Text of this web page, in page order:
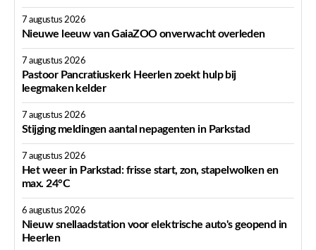
7 augustus 2026
Nieuwe leeuw van GaiaZOO onverwacht overleden
7 augustus 2026
Pastoor Pancratiuskerk Heerlen zoekt hulp bij
leegmaken kelder
7 augustus 2026
Stijging meldingen aantal nepagenten in Parkstad
7 augustus 2026
Het weer in Parkstad: frisse start, zon, stapelwolken en
max. 24°C
6 augustus 2026
Nieuw snellaadstation voor elektrische auto's geopend in
Heerlen